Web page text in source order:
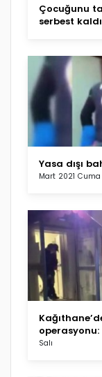
Çocuğunu
serbest kaldı
Yasa dışı
Mart 2021 Cuma
Salı